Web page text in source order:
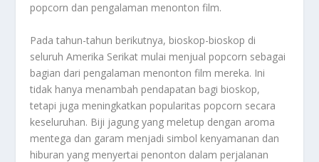
popcorn dan pengalaman menonton film.
Pada tahun-tahun berikutnya, bioskop-bioskop di
seluruh Amerika Serikat mulai menjual popcorn sebagai
bagian dari pengalaman menonton film mereka. Ini
tidak hanya menambah pendapatan bagi bioskop,
tetapi juga meningkatkan popularitas popcorn secara
keseluruhan. Biji jagung yang meletup dengan aroma
mentega dan garam menjadi simbol kenyamanan dan
hiburan yang menyertai penonton dalam perjalanan